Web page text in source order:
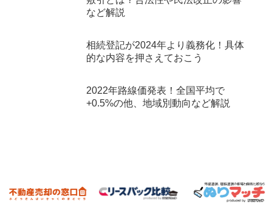
など解説
相続登記が2024年より義務化！具体
的な内容を押さえておこう
2022年路線価発表！全国平均で
+0.5%の他、地域別動向など解説